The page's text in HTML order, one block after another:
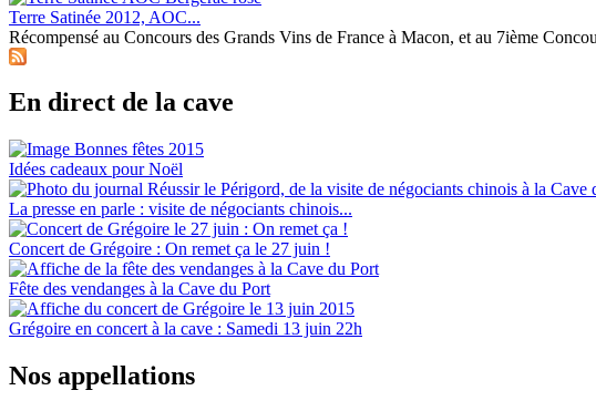
Terre Satinée 2012, AOC...
Récompensé au Concours des Grands Vins de France à Macon, et au 7ième
En direct de la cave
Idées cadeaux pour Noël
La presse en parle : visite de négociants chinois...
Concert de Grégoire : On remet ça le 27 juin !
Fête des vendanges à la Cave du Port
Grégoire en concert à la cave : Samedi 13 juin 22h
Nos appellations